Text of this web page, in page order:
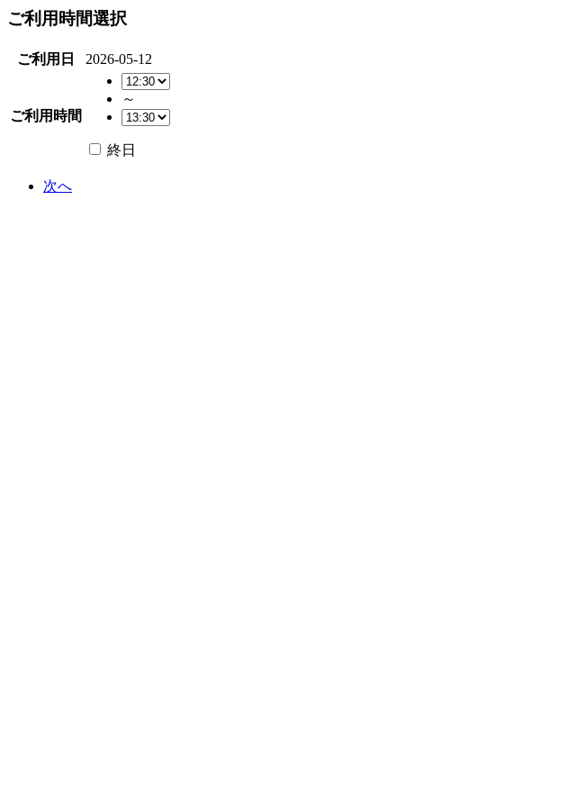
ご利用時間選択
ご利用日 2026-05-12
ご利用時間
～
終日
次へ